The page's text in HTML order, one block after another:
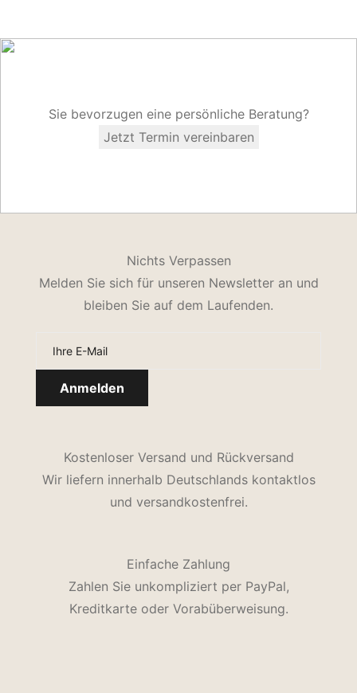
Sie bevorzugen eine persönliche Beratung?
Jetzt Termin vereinbaren
Nichts Verpassen
Melden Sie sich für unseren Newsletter an und
bleiben Sie auf dem Laufenden.
Kostenloser Versand und Rückversand
Wir liefern innerhalb Deutschlands kontaktlos
und versandkostenfrei.
Einfache Zahlung
Zahlen Sie unkompliziert per PayPal,
Kreditkarte oder Vorabüberweisung.